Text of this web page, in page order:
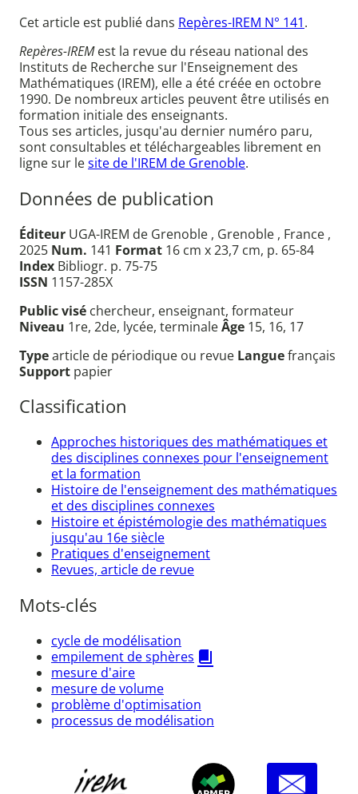
Cet article est publié dans Repères-IREM N° 141.
Repères-IREMest la revue du réseau national des
Instituts de Recherche sur l'Enseignement des
Mathématiques (IREM), elle a été créée en octobre
1990. De nombreux articles peuvent être utilisés en
formation initiale des enseignants.
Tous ses articles, jusqu'au dernier numéro paru,
sont consultables et téléchargeables librement en
ligne sur lesite de l'IREM de Grenoble.
Données de publication
Éditeur UGA-IREM de Grenoble , Grenoble , France ,
2025 Num. 141 Format 16 cm x 23,7 cm, p. 65-84
Index Bibliogr. p. 75-75
ISSN 1157-285X
Public visé chercheur, enseignant, formateur
Niveau 1re, 2de, lycée, terminaleÂge 15, 16, 17
Typearticle de périodique ou revue Languefrançais
Support papier
Classification
Approches historiques des mathématiques et
des disciplines connexes pour l'enseignement
et la formation
Histoire de l'enseignement des mathématiques
et des disciplines connexes
Histoire et épistémologie des mathématiques
jusqu'au 16e siècle
Pratiques d'enseignement
Revues, article de revue
Mots-clés
cycle de modélisation
empilement de sphères
mesure d'aire
mesure de volume
problème d'optimisation
processus de modélisation